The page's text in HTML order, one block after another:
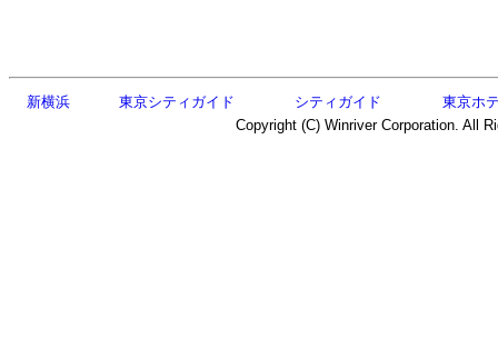
新横浜 東京シティガイド シティガイド
東京ホ
Copyright (C) Winriver Corporation. All